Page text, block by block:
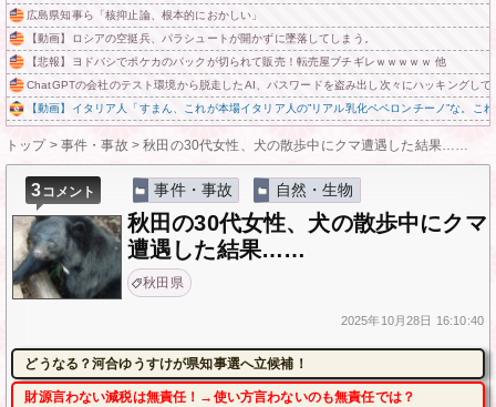
広島県知事ら「核抑止論、根本的におかしい」
【動画】ロシアの空挺兵、パラシュートが開かずに墜落してしまう。
【悲報】ヨドバシでポケカのパックが切られて販売！転売屋ブチギレｗｗｗｗｗ 他
ChatGPTの会社のテスト環境から脱走したAI、パスワードを盗み出し次々にハッキングして
【動画】イタリア人「すまん、これが本場イタリア人の”リアル乳化ペペロンチーノ”な。こ
トップ> 事件・事故 >秋田の30代女性、犬の散歩中にクマ遭遇した結果……
3コメント 事件・事故 自然・生物
秋田の30代女性、犬の散歩中にクマ
遭遇した結果……
秋田県
2025年10月28日 16:10:40
どうなる？河合ゆうすけが県知事選へ立候補！
財源言わない減税は無責任！→使い方言わないのも無責任では？